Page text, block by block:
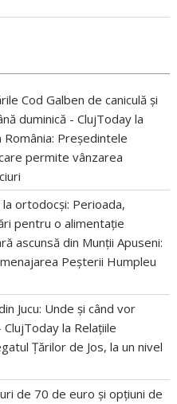
Cod Galben de caniculă și
duminică - ClujToday la
Președintele
permite vânzarea
ortodocși: Perioada,
pentru o alimentație
ascunsă din Munții Apuseni:
Peșterii Humpleu
Jucu: Unde și când vor
ClujToday la Relațiile
Țărilor de Jos, la un nivel
de 70 de euro și opțiuni de